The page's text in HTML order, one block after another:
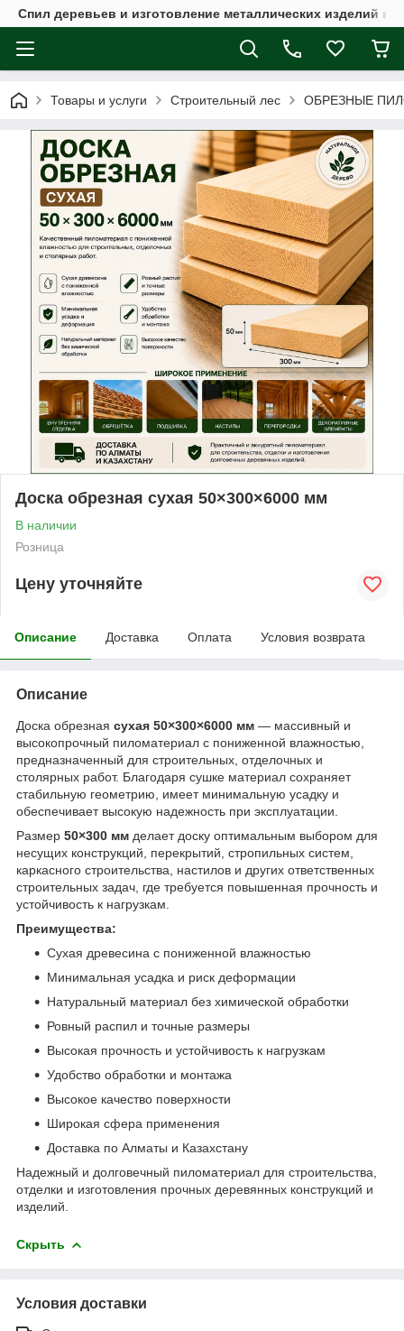
Спил деревьев и изготовление металлических изделий в
Товары и услуги Строительный лес ОБРЕЗНЫЕ
Доска обрезная сухая 50×300×6000 мм
В наличии
Розница
Цену уточняйте
Описание Доставка Оплата Условия возврата
Описание
Доска обрезная сухая 50×300×6000 мм — массивный и
высокопрочный пиломатериал с пониженной влажностью,
предназначенный для строительных, отделочных и
столярных работ. Благодаря сушке материал сохраняет
стабильную геометрию, имеет минимальную усадку и
обеспечивает высокую надежность при эксплуатации.
Размер 50×300 мм делает доску оптимальным выбором для
несущих конструкций, перекрытий, стропильных систем,
каркасного строительства, настилов и других ответственных
строительных задач, где требуется повышенная прочность и
устойчивость к нагрузкам.
Преимущества:
Сухая древесина с пониженной влажностью
Минимальная усадка и риск деформации
Натуральный материал без химической обработки
Ровный распил и точные размеры
Высокая прочность и устойчивость к нагрузкам
Удобство обработки и монтажа
Высокое качество поверхности
Широкая сфера применения
Доставка по Алматы и Казахстану
Надежный и долговечный пиломатериал для строительства,
отделки и изготовления прочных деревянных конструкций и
изделий.
Скрыть
Условия доставки